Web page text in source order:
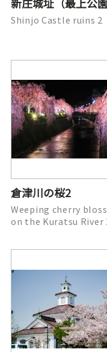
Shinjo Castle ruins 2
倉津川の桜2
Weeping cherry
on the Kuratsu River